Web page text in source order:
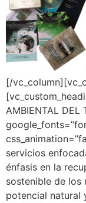
[/
AMBIENTAL DEL
servicios
énfasis en la
sostenible de los
potencial natural